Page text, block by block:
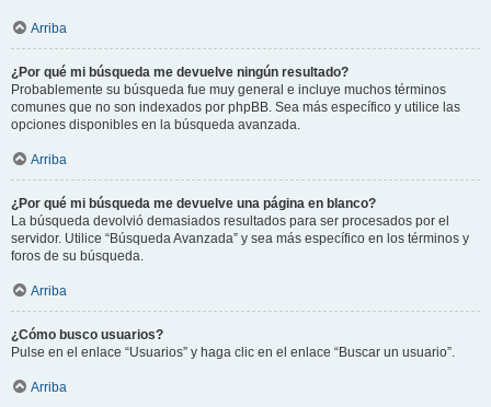
Arriba
¿Por qué mi búsqueda me devuelve ningún resultado?
Probablemente su búsqueda fue muy general e incluye muchos términos
comunes que no son indexados por phpBB. Sea más específico y utilice las
opciones disponibles en la búsqueda avanzada.
Arriba
¿Por qué mi búsqueda me devuelve una página en blanco?
La búsqueda devolvió demasiados resultados para ser procesados por el
servidor. Utilice “Búsqueda Avanzada” y sea más específico en los términos y
foros de su búsqueda.
Arriba
¿Cómo busco usuarios?
Pulse en el enlace “Usuarios” y haga clic en el enlace “Buscar un usuario”.
Arriba